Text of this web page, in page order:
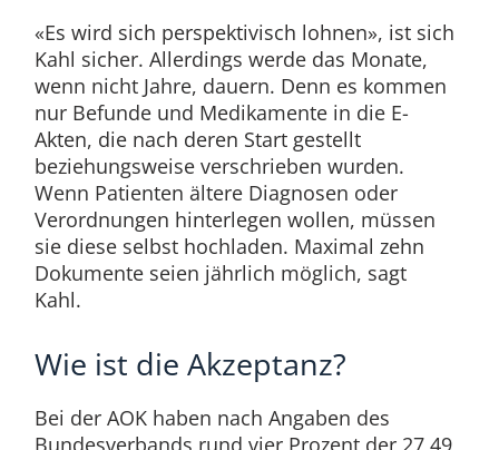
«Es wird sich perspektivisch lohnen», ist sich
Kahl sicher. Allerdings werde das Monate,
wenn nicht Jahre, dauern. Denn es kommen
nur Befunde und Medikamente in die E-
Akten, die nach deren Start gestellt
beziehungsweise verschrieben wurden.
Wenn Patienten ältere Diagnosen oder
Verordnungen hinterlegen wollen, müssen
sie diese selbst hochladen. Maximal zehn
Dokumente seien jährlich möglich, sagt
Kahl.
Wie ist die Akzeptanz?
Bei der AOK haben nach Angaben des
Bundesverbands rund vier Prozent der 27,49